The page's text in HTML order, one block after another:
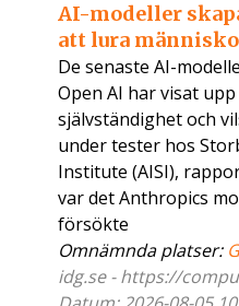
AI-modeller
att lura
De senaste AI-
Open AI har visat
självständighet och
under tester hos
Institute (AISI),
var det Anthropics
försökte
Omnämnda platser:
idg.se - https://